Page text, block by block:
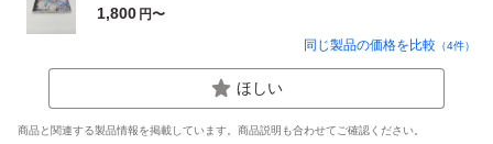
1,800 円〜
同じ製品の価格を比較 （4件）
ほしい
商品と関連する製品情報を掲載しています。商品説明も合わせてご確認ください。